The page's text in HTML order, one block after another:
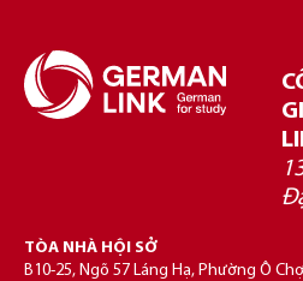
TÒA NHÀ HỘI SỞ
B10-25, Ngõ 57 Láng Hạ, Phường Ô